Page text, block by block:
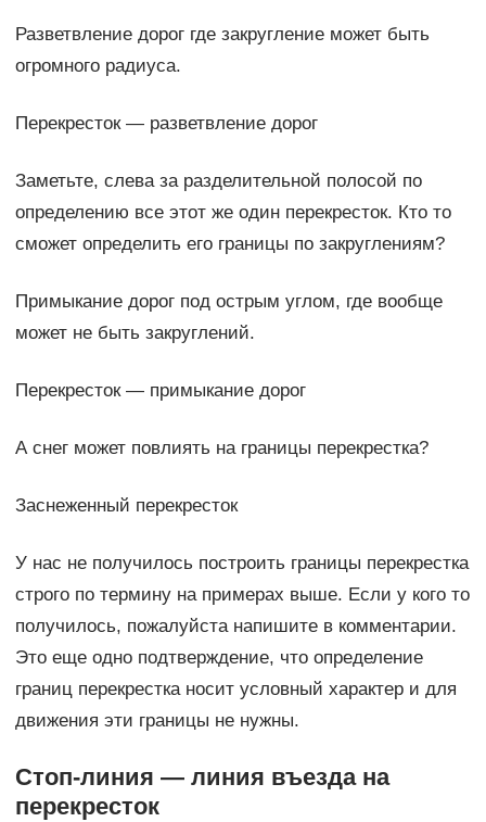
Разветвление дорог где закругление может быть
огромного радиуса.
Перекресток — разветвление дорог
Заметьте, слева за разделительной полосой по
определению все этот же один перекресток. Кто то
сможет определить его границы по закруглениям?
Примыкание дорог под острым углом, где вообще
может не быть закруглений.
Перекресток — примыкание дорог
А снег может повлиять на границы перекрестка?
Заснеженный перекресток
У нас не получилось построить границы перекрестка
строго по термину на примерах выше. Если у кого то
получилось, пожалуйста напишите в комментарии.
Это еще одно подтверждение, что определение
границ перекрестка носит условный характер и для
движения эти границы не нужны.
Стоп-линия — линия въезда на
перекресток